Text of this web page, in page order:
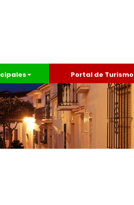
Portal de Turismo